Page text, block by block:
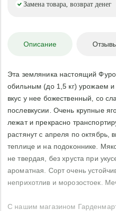
Замена товара, возврат денег
Описание
Эта земляника настоящий
обильным (до 1,5 кг) урожаем
вкус у нее божественный, со
послевкусии. Очень крупные
лежат и прекрасно
растянут с апреля по октябрь,
теплице и на подоконнике.
не твердая, без хруста при
ароматная. Сорт очень
неприхотлив и морозостоек.
С нашим магазином